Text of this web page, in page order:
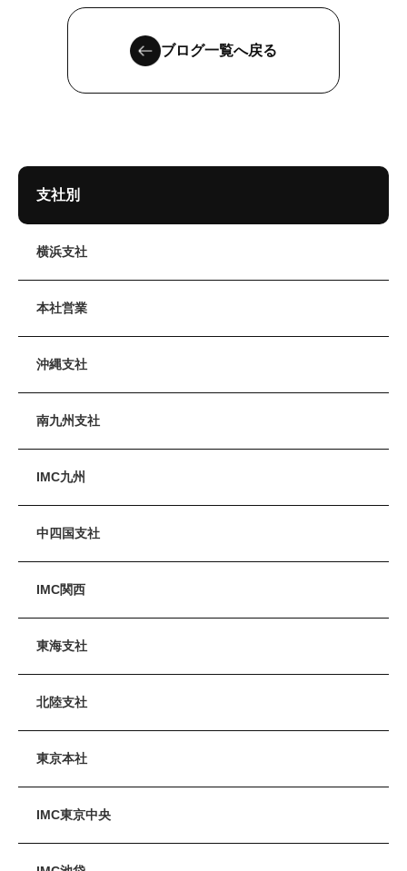
ブログ一覧へ戻る
支社別
横浜支社
本社営業
沖縄支社
南九州支社
IMC九州
中四国支社
IMC関西
東海支社
北陸支社
東京本社
IMC東京中央